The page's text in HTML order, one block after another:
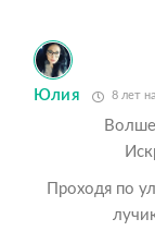
Юлия 8 лет
Проходя по